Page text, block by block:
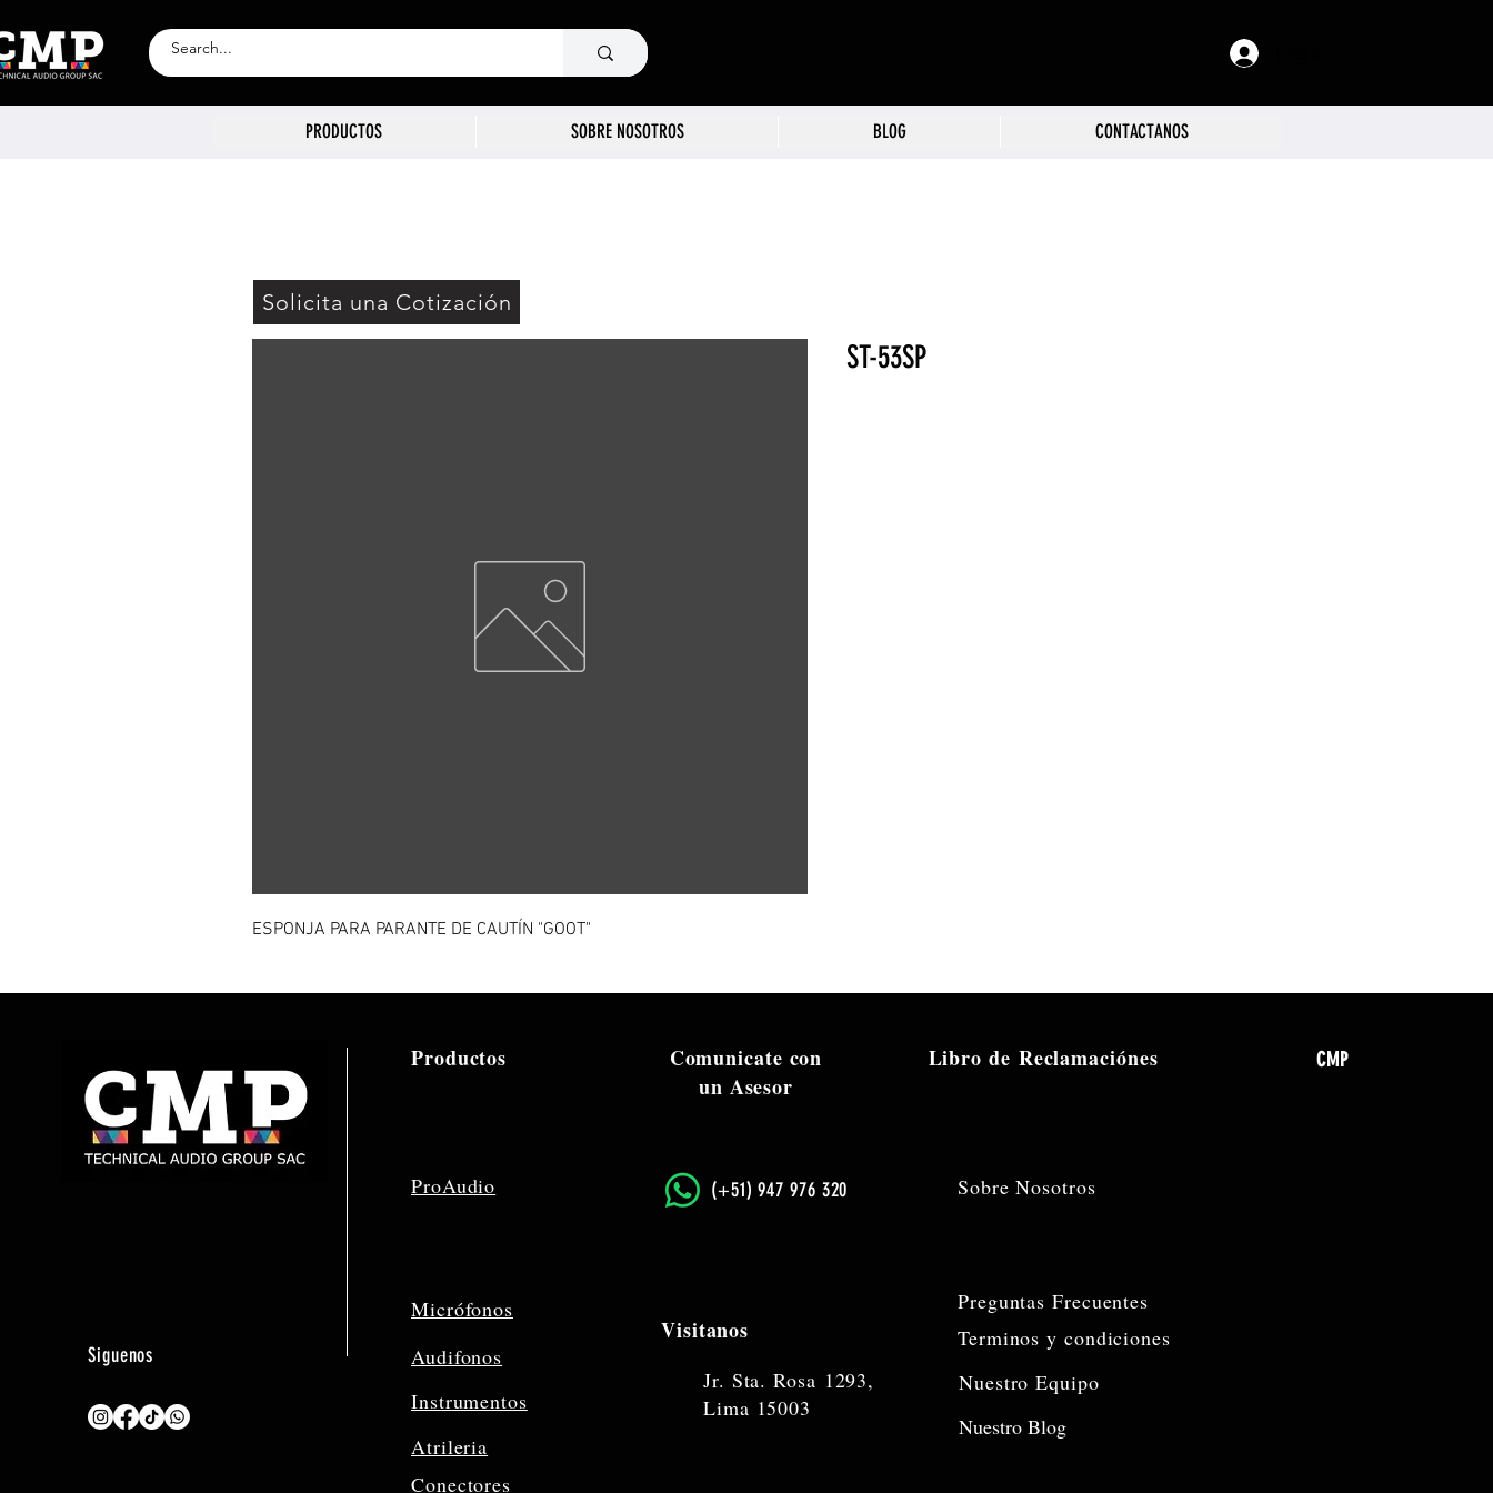
PRODUCTOS SOBRE NOSOTROS BLOG CONTACTANOS
ESPONJA PARA PARANTE DE CAUTÍN "GOOT"
ST-53SP
Solicita una Cotización
Siguenos
Productos
ProAudio
Micrófonos
Audifonos
Instrumentos
Atrileria
Comunicate con
un Asesor
Libro de Reclamaciónes CMP
​(+51) 947 976 320 Sobre Nosotros
Preguntas Frecuentes
Visitanos
Jr. Sta. Rosa 1293,
Lima 15003
Terminos y condiciones
Nuestro Equipo
Nuestro Blog
Conectores